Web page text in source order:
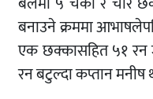
बनाउने क्रममा
एक छक्कासहित ५१ रन
रन बटुल्दा कप्तान मनीष